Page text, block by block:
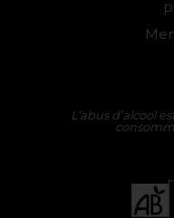
L’abus d’alcool